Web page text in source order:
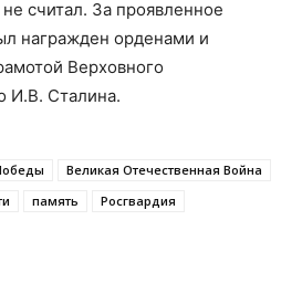
считал. За проявленное
награжден орденами и
Верховного
И.В. Сталина.
Великая Отечественная Война
память Росгвардия